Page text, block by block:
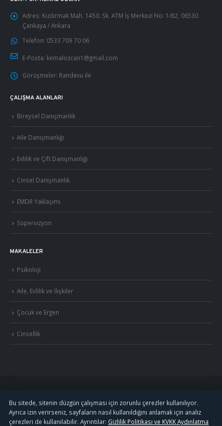
Adres: Kızılırmak Mah. 1450. Sk. ATM İş Merkezi No: 1/82, 06530
Çankaya / Ankara
Telefon: 0533 709 70 06
E-Posta: kemalozcan1@gmail.com
Görüşmeler: Randevu ile
ÇALIŞMA ALANLARI
Bireysel Danışmanlık
Aile Danışmanlığı
Evlilik ve Çift Danışmanlığı
Cinsel Danışmanlık
EMDR Yaklaşımı
Süpervizyon
MAKALELER
Psikoloji
Aile, Evlilik ve İlişkiler
Çocuk ve Ergen
Cinsellik
© 2026 Uzm. Psk. Kemal Özcan. Tüm hakları saklıdır. · Gizlilik Politikası ve KVKK
·S.S.S.
Bu sitede, sitenin düzgün çalışması için zorunlu çerezler kullanılıyor.
Ayrıca izin verirseniz, sayfaların nasıl kullanıldığını anlamak için analiz
çerezleri de kullanılabilir. Ayrıntılar: Gizlilik Politikası ve KVKK Aydınlatma